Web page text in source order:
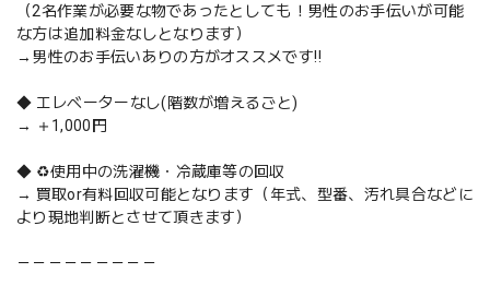
（2名作業が必要な物であったとしても！男性のお手伝いが可能
な方は追加料金なしとなります）
→男性のお手伝いありの方がオススメです‼️
◆ エレベーターなし(階数が増えるごと)
→ ＋1,000円
◆ ♻️使用中の洗濯機・冷蔵庫等の回収
→ 買取or有料回収可能となります（年式、型番、汚れ具合などに
より現地判断とさせて頂きます）
－－－－－－－－－